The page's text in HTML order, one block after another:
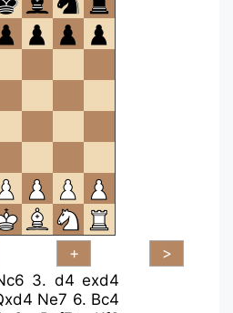
3. d4 exd4
Ne7 6. Bc4